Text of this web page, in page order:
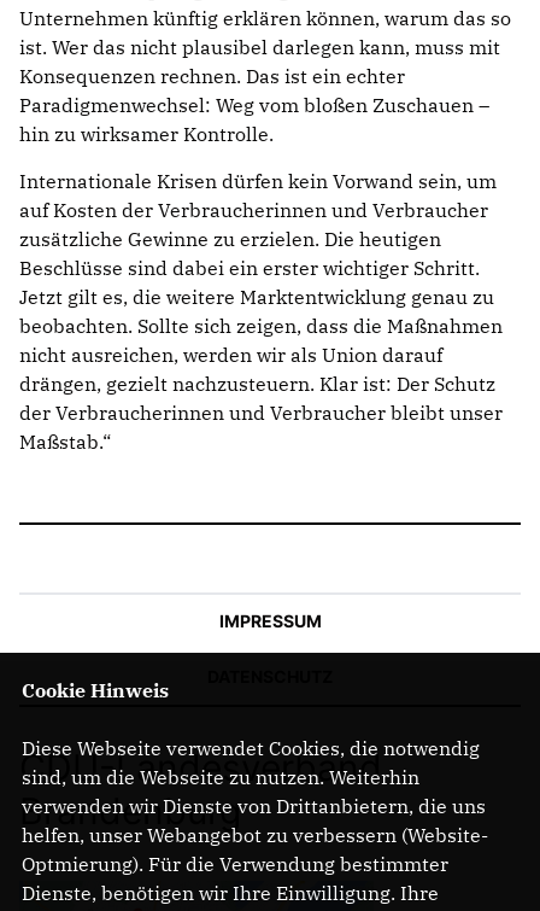
Unternehmen künftig erklären können, warum das so
ist. Wer das nicht plausibel darlegen kann, muss mit
Konsequenzen rechnen. Das ist ein echter
Paradigmenwechsel: Weg vom bloßen Zuschauen –
hin zu wirksamer Kontrolle.
Internationale Krisen dürfen kein Vorwand sein, um
auf Kosten der Verbraucherinnen und Verbraucher
zusätzliche Gewinne zu erzielen. Die heutigen
Beschlüsse sind dabei ein erster wichtiger Schritt.
Jetzt gilt es, die weitere Marktentwicklung genau zu
beobachten. Sollte sich zeigen, dass die Maßnahmen
nicht ausreichen, werden wir als Union darauf
drängen, gezielt nachzusteuern. Klar ist: Der Schutz
der Verbraucherinnen und Verbraucher bleibt unser
Maßstab.“
IMPRESSUM
CDU-Landesverband
Brandenburg
Cookie Hinweis
Diese Webseite verwendet Cookies, die notwendig
sind, um die Webseite zu nutzen. Weiterhin
verwenden wir Dienste von Drittanbietern, die uns
helfen, unser Webangebot zu verbessern (Website-
Optmierung). Für die Verwendung bestimmter
Dienste, benötigen wir Ihre Einwilligung. Ihre